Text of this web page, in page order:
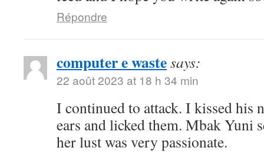
Répondre
computer e wastesays:
22 août 2023 at 18 h 34 min
I continued to attack. I kissed his
ears and licked them. Mbak Yuni
her lust was very passionate.